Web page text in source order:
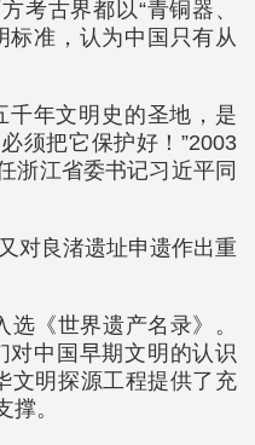
考古界都以“青铜器、
标准，认为中国只有从
千年文明史的圣地，是
须把它保护好！”2003
浙江省委书记习近平同
对良渚遗址申遗作出重
《世界遗产名录》。
对中国早期文明的认识
文明探源工程提供了充
。